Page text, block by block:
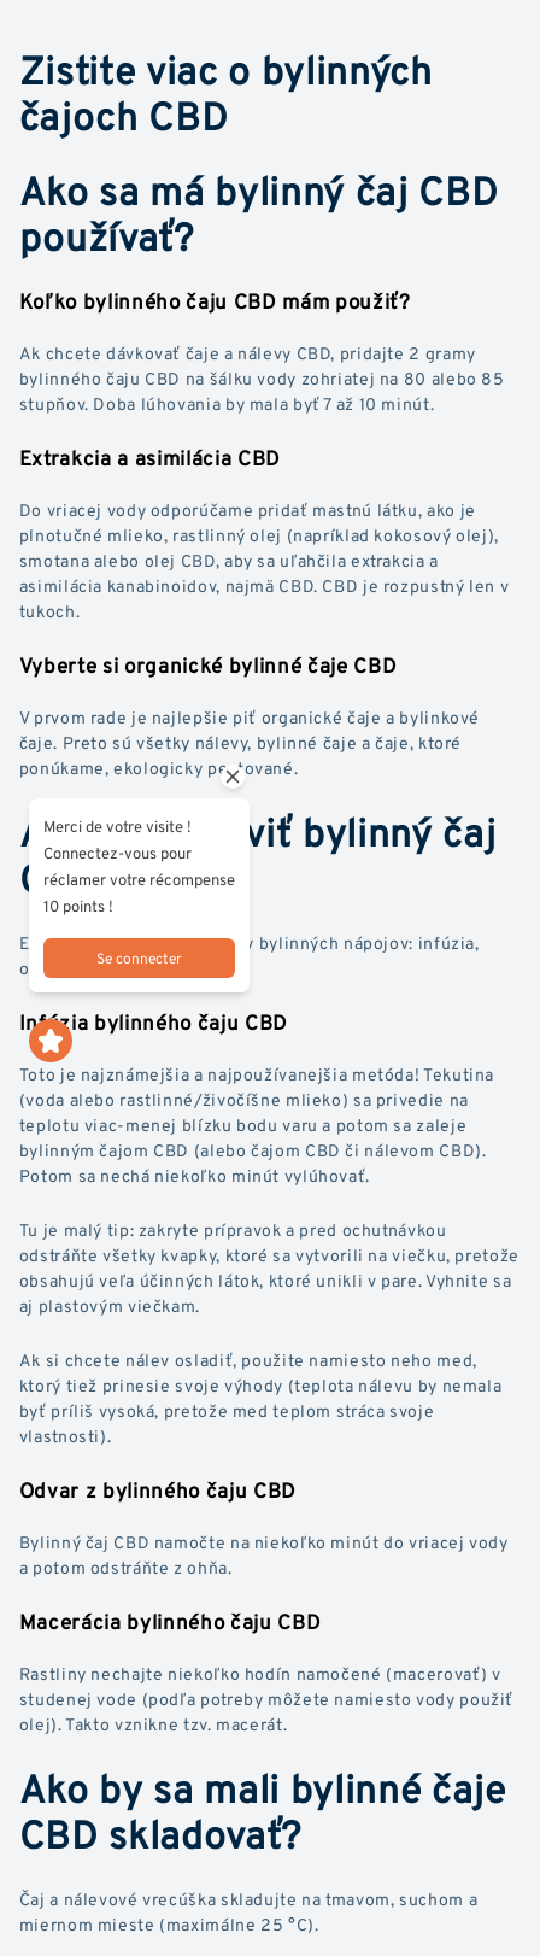
Zistite viac o bylinných
čajoch CBD
Ako sa má bylinný čaj CBD
používať?
Koľko bylinného čaju CBD mám použiť?
Ak chcete dávkovať čaje a nálevy CBD, pridajte 2 gramy
bylinného čaju CBD na šálku vody zohriatej na 80 alebo 85
stupňov. Doba lúhovania by mala byť 7 až 10 minút.
Extrakcia a asimilácia CBD
Do vriacej vody odporúčame pridať mastnú látku, ako je
plnotučné mlieko, rastlinný olej (napríklad kokosový olej),
smotana alebo olej CBD, aby sa uľahčila extrakcia a
asimilácia kanabinoidov, najmä CBD. CBD je rozpustný len v
tukoch.
Vyberte si organické bylinné čaje CBD
V prvom rade je najlepšie piť organické čaje a bylinkové
čaje. Preto sú všetky nálevy, bylinné čaje a čaje, ktoré
ponúkame, ekologicky pestované.
Ako si pripraviť bylinný čaj
CBD?
Existujú tri spôsoby prípravy bylinných nápojov: infúzia,
odvar a macerácia.
Infúzia bylinného čaju CBD
Toto je najznámejšia a najpoužívanejšia metóda! Tekutina
(voda alebo rastlinné/živočíšne mlieko) sa privedie na
teplotu viac-menej blízku bodu varu a potom sa zaleje
bylinným čajom CBD (alebo čajom CBD či nálevom CBD).
Potom sa nechá niekoľko minút vylúhovať.
Tu je malý tip: zakryte prípravok a pred ochutnávkou
odstráňte všetky kvapky, ktoré sa vytvorili na viečku, pretože
obsahujú veľa účinných látok, ktoré unikli v pare. Vyhnite sa
aj plastovým viečkam.
Ak si chcete nálev osladiť, použite namiesto neho med,
ktorý tiež prinesie svoje výhody (teplota nálevu by nemala
byť príliš vysoká, pretože med teplom stráca svoje
vlastnosti).
Odvar z bylinného čaju CBD
Bylinný čaj CBD namočte na niekoľko minút do vriacej vody
a potom odstráňte z ohňa.
Macerácia bylinného čaju CBD
Rastliny nechajte niekoľko hodín namočené (macerovať) v
studenej vode (podľa potreby môžete namiesto vody použiť
olej). Takto vznikne tzv. macerát.
Ako by sa mali bylinné čaje
CBD skladovať?
Čaj a nálevové vrecúška skladujte na tmavom, suchom a
miernom mieste (maximálne 25 °C).
Merci de votre visite !
Connectez-vous pour
réclamer votre récompense
10 points !
Se connecter